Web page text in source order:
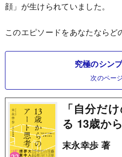
顔」が生けられていました。
このエピソードをあなたならど
究極のシン
次のページ
「自分だ
る 13歳か
末永幸歩 著